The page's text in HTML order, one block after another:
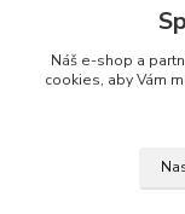
+421 903 626
Náš e-shop a
cookies, aby Vám